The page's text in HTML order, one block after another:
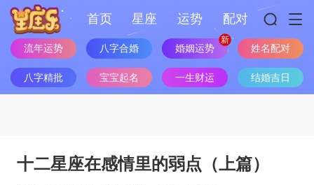
首页 星座 运势 配对
流年运势 八字合婚 婚姻运势 姓名配对
八字精批 宝宝起名 一生财运 结婚吉日
十二星座在感情里的弱点（上篇）